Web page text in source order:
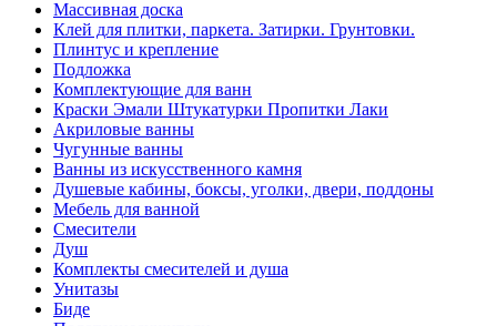
Массивная доска
Клей для плитки, паркета. Затирки. Грунтовки.
Плинтус и крепление
Подложка
Комплектующие для ванн
Краски Эмали Штукатурки Пропитки Лаки
Акриловые ванны
Чугунные ванны
Ванны из искусственного камня
Душевые кабины, боксы, уголки, двери, поддоны
Мебель для ванной
Смесители
Душ
Комплекты смесителей и душа
Унитазы
Биде